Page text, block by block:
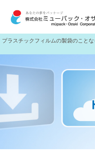
プラスチックフィルムの製袋のこと